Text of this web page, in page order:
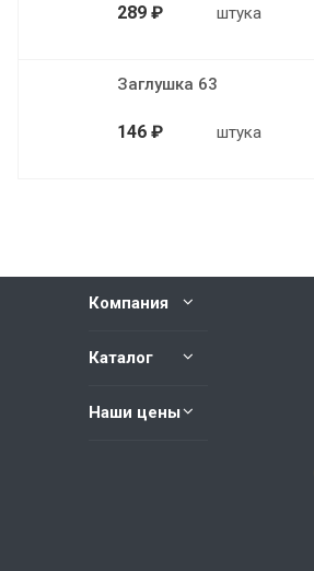
289 ₽ штука
Заглушка 63
146 ₽ штука
Компания
Каталог
Наши цены